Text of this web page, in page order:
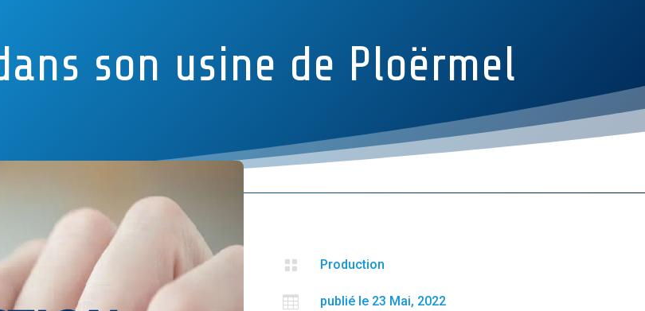
son usine de Ploërmel
 Production
 publié le 23 Mai, 2022